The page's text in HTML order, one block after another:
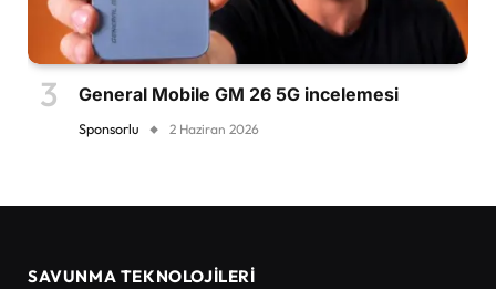
General Mobile GM 26 5G incelemesi
Sponsorlu 2 Haziran 2026
SAVUNMA TEKNOLOJİLERİ